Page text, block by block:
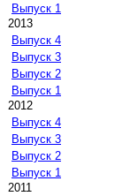
Выпуск 1
2013
Выпуск 4
Выпуск 3
Выпуск 2
Выпуск 1
2012
Выпуск 4
Выпуск 3
Выпуск 2
Выпуск 1
2011